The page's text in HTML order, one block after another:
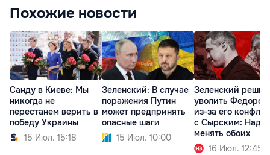
Похожие новости
Санду в Киеве: Мы
никогда не
перестанем верить в
победу Украины
15 Июл. 15:18
Зеленский: В случае
поражения Путин
может предпринять
опасные шаги
15 Июл. 10:00
Зеленский решил
уволить
из-за его
с Сырским: Надо
менять обоих
16 Июл. 12:45